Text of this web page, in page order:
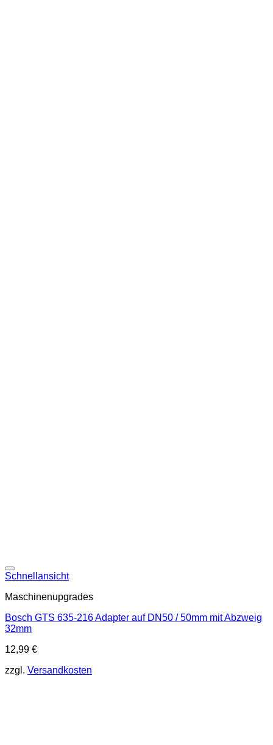
Schnellansicht
Maschinenupgrades
Bosch GTS 635-216 Adapter auf DN50 / 50mm mit Abzweig
32mm
12,99 €
zzgl. Versandkosten